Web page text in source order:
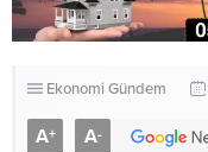
Ekonomi Gündem
A+ A-